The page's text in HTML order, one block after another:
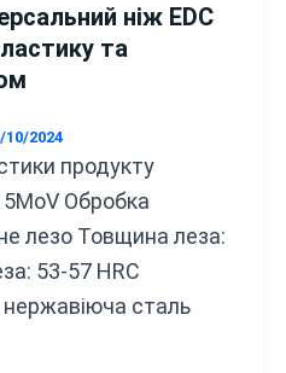
ніж EDC
та
10/2024
продукту
Обробка
лезо Товщина леза:
53-57 HRC
нержавіюча сталь